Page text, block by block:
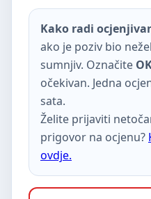
Kako radi
ako je poziv bio
sumnjiv. Označite
očekivan. Jedna
sata.
Želite prijaviti
prigovor na ocjenu?
ovdje.